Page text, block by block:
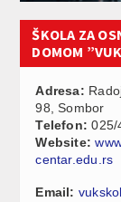
ŠKOLA ZA
DOMOM
Adresa:
98, Sombor
Telefon: 025/
Website:
centar.edu.rs
Email: